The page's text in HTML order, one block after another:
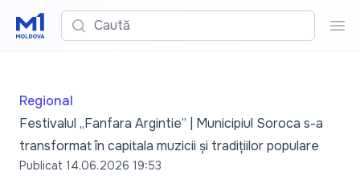
Caută
Regional
Festivalul „Fanfara Argintie” | Municipiul Soroca s-a
transformat în capitala muzicii și tradițiilor populare
Publicat 14.06.2026 19:53